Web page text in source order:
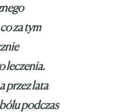
za tym
leczenia.
przez lata
podczas